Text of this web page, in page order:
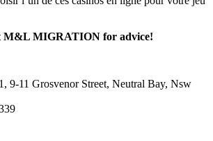
M&L MIGRATION for advice!
9-11 Grosvenor Street, Neutral Bay, Nsw